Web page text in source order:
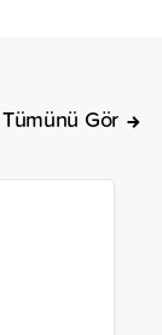
Tümünü Gör